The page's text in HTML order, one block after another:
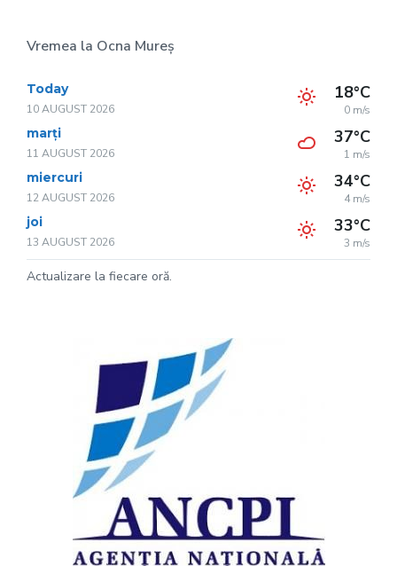
Vremea la Ocna Mureș
Today
10 AUGUST 2026
18°C
0 m/s
marți
11 AUGUST 2026
37°C
1 m/s
miercuri
12 AUGUST 2026
34°C
4 m/s
joi
13 AUGUST 2026
33°C
3 m/s
Actualizare la fiecare oră.